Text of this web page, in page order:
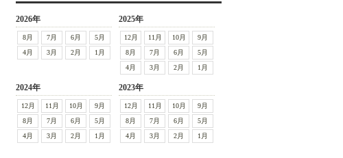
2026年
8月 7月 6月
5月
4月
3月 2月 1月
2025年
12月 11月 10月
9月
8月
7月 6月
5月
4月
3月 2月 1月
2024年
12月 11月 10月
9月
8月
7月 6月
5月
4月
3月 2月 1月
2023年
12月 11月 10月
9月
8月
7月 6月
5月
4月
3月 2月 1月